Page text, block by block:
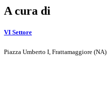
A cura di
VI Settore
Piazza Umberto I, Frattamaggiore (NA)